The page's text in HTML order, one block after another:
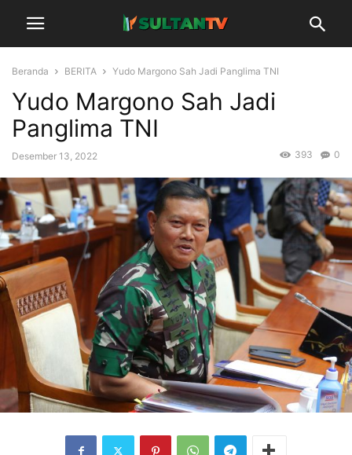
Beranda BERITA Yudo Margono Sah Jadi Panglima TNI
Yudo Margono Sah Jadi
Panglima TNI
Desember 13, 2022 0
393